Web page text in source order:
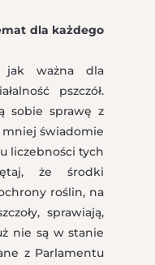
dla każdego
ważna dla
pszczół.
sobie sprawę z
świadomie
liczebności tych
że środki
roślin, na
sprawiają,
nie są w stanie
z Parlamentu